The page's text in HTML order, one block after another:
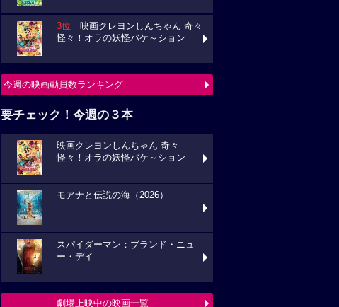
3位 映画クレヨンしんちゃん 奇々
怪々！オラの妖怪バケ～ション
今週の映画動員数ランキング
要チェック！今週の３本
映画クレヨンしんちゃん 奇々
怪々！オラの妖怪バケ～ション
モアナと伝説の海（2026）
スパイダーマン：ブランド・ニュ
ー・デイ
劇場上映中の映画一覧